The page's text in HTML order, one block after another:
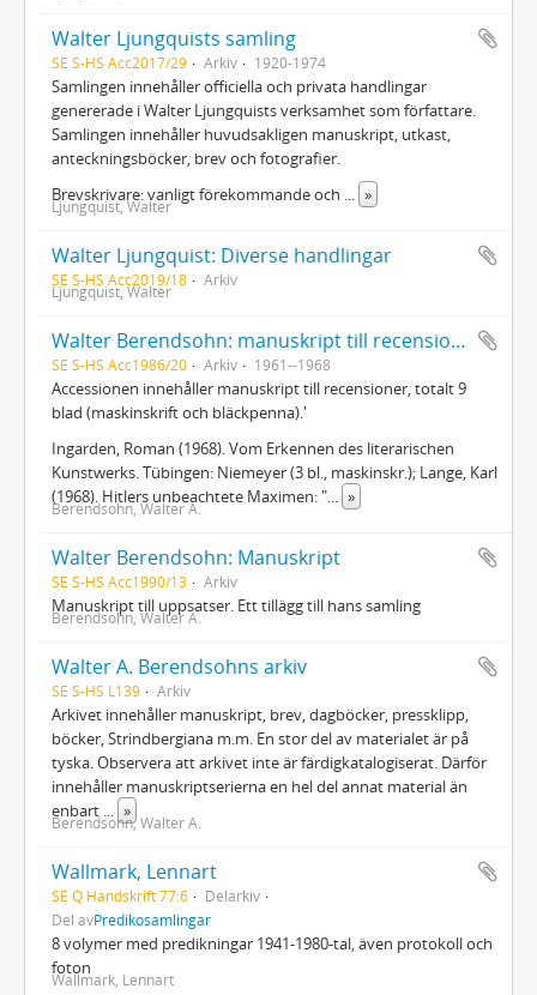
Walter Ljungquists samling
SE S-HS Acc2017/29 Arkiv 1920-1974
Samlingen innehåller officiella och privata handlingar
genererade i Walter Ljungquists verksamhet som författare.
Samlingen innehåller huvudsakligen manuskript, utkast,
anteckningsböcker, brev och fotografier.
Brevskrivare: vanligt förekommande och
»
Ljungquist, Walter
Walter Ljungquist: Diverse handlingar
SE S-HS Acc2019/18 Arkiv
Ljungquist, Walter
Walter Berendsohn: manuskript till recensioner
SE S-HS Acc1986/20 Arkiv 1961--1968
Accessionen innehåller manuskript till recensioner, totalt 9
blad (maskinskrift och bläckpenna).'
Ingarden, Roman (1968). Vom Erkennen des literarischen
Kunstwerks. Tübingen: Niemeyer (3 bl., maskinskr.); Lange, Karl
(1968). Hitlers unbeachtete Maximen: "
»
Berendsohn, Walter A.
Walter Berendsohn: Manuskript
SE S-HS Acc1990/13 Arkiv
Manuskript till uppsatser. Ett tillägg till hans samling
Berendsohn, Walter A.
Walter A. Berendsohns arkiv
SE S-HS L139 Arkiv
Arkivet innehåller manuskript, brev, dagböcker, pressklipp,
böcker, Strindbergiana m.m. En stor del av materialet är på
tyska. Observera att arkivet inte är färdigkatalogiserat. Därför
innehåller manuskriptserierna en hel del annat material än
enbart
»
Berendsohn, Walter A.
Wallmark, Lennart
SE Q Handskrift 77:6
Delarkiv
Del avPredikosamlingar
8 volymer med predikningar 1941-1980-tal, även protokoll och
foton
Wallmark, Lennart